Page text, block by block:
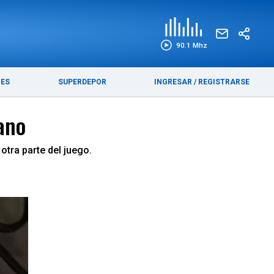
90.1 Mhz
SUPERDEPOR INGRESAR / REGISTRARSE
parte del juego.